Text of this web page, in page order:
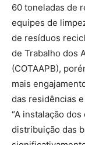
60 toneladas de
equipes de
de resíduos
de Trabalho dos
(COTAAPB),
mais
das residências
“A instalação
distribuição das